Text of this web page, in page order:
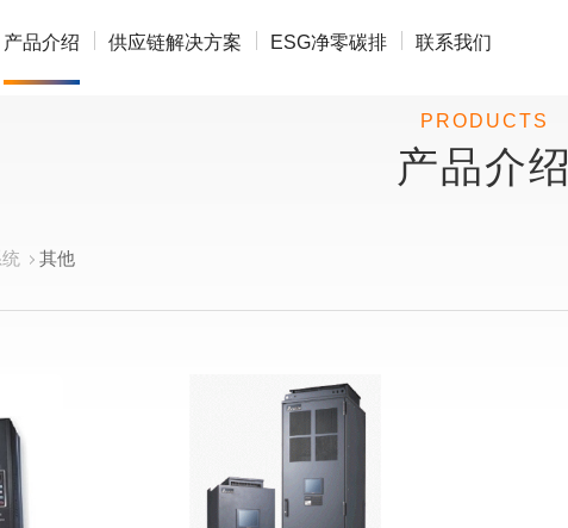
产品介绍 供应链解决方案 ESG净零碳排 联系我们
PRODUCTS
产品介绍
其他